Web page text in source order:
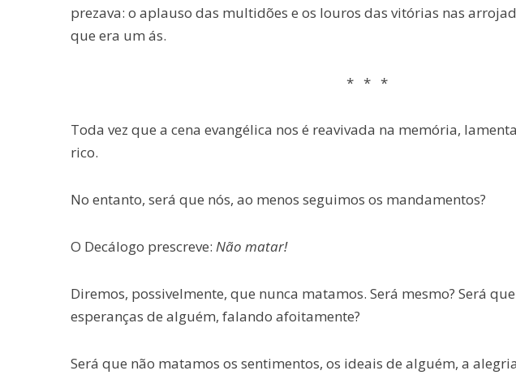
prezava: o aplauso das multidões e os louros das vitórias nas
que era um ás.
* * *
Toda vez que a cena evangélica nos é reavivada na memória,
rico.
No entanto, será que nós, ao menos seguimos os mandamentos?
O Decálogo prescreve: Não matar!
Diremos, possivelmente, que nunca matamos. Será mesmo? Será
esperanças de alguém, falando afoitamente?
Será que não matamos os sentimentos, os ideais de alguém, a